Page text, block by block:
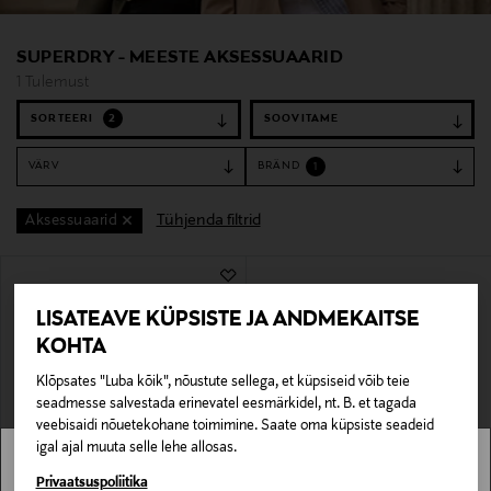
LISATEAVE KÜPSISTE JA ANDMEKAITSE
KOHTA
Klõpsates "Luba kõik", nõustute sellega, et küpsiseid võib teie
seadmesse salvestada erinevatel eesmärkidel, nt. B. et tagada
veebisaidi nõuetekohane toimimine. Saate oma küpsiste seadeid
igal ajal muuta selle lehe allosas.
Privaatsuspoliitika
SUPERDRY - MEESTE AKSESSUAARID
1 Tulemust
SORTEERI 2
VÄRV BRÄND
Aksessuaarid Tühjenda filtrid
SUPERDRY
Stockmann pole Sinu riigis saadaval.